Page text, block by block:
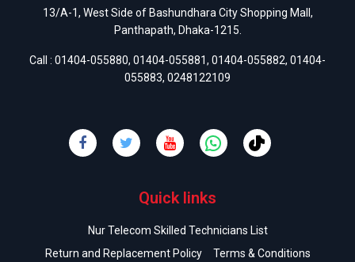
13/A-1, West Side of Bashundhara City Shopping Mall,
Panthapath, Dhaka-1215.
Call : 01404-055880, 01404-055881, 01404-055882, 01404-
055883, 0248122109
Quick links
Nur Telecom Skilled Technicians List
Return and Replacement Policy
Terms & Conditions